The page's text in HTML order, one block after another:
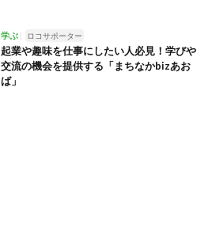
学ぶ ロコサポーター
起業や趣味を仕事にしたい人必見！学びや
交流の機会を提供する「まちなかbizあお
ば」